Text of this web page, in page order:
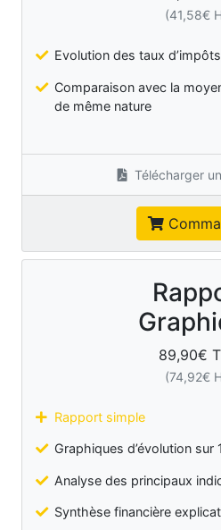
(41,58€
Evolution des taux
Comparaison avec la
de même nature
Télécharger
89,90€
(74,92€
Rapport simple
Graphiques d’évolution sur
Analyse des principaux
Synthèse financière